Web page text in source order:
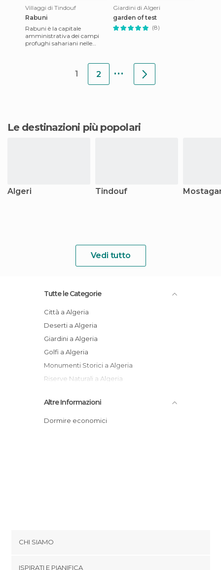
Villaggi di Tindouf
Rabuni
Rabuni è la capitale
amministrativa dei campi
profughi sahariani nelle
Giardini di Algeri
garden of test
(8)
1 2 ...
Le destinazioni più popolari
Algeri Tindouf
Vedi tutto
Tutte le Categorie
Città a Algeria
Deserti a Algeria
Giardini a Algeria
Golfi a Algeria
Monumenti Storici a Algeria
Riserve Naturali a Algeria
Spiagge a Algeria
Villaggi a Algeria
Altre Informazioni
Dormire economici
CHI SIAMO
ISPIRATI E PIANIFICA